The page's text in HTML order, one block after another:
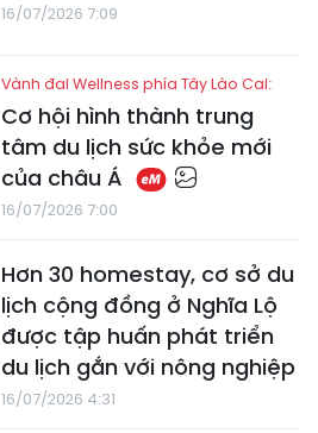
16/07/2026 7:09
Vành đai Wellness phía Tây Lào Cai:
Cơ hội hình thành trung
tâm du lịch sức khỏe mới
của châu Á
16/07/2026 7:00
Hơn 30 homestay, cơ sở du
lịch cộng đồng ở Nghĩa Lộ
được tập huấn phát triển
du lịch gắn với nông nghiệp
16/07/2026 4:31